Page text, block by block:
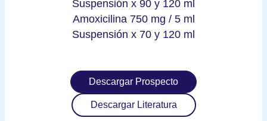
Suspensión x 90 y 120 ml
Amoxicilina 750 mg / 5 ml
Suspensión x 70 y 120 ml
Descargar Prospecto
Descargar Literatura